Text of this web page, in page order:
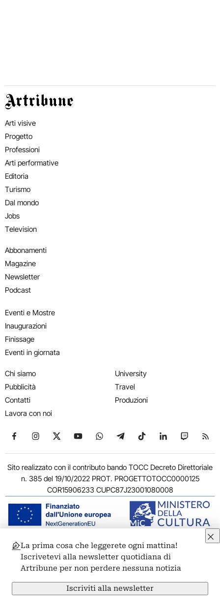
Artribune
Arti visive
Progetto
Professioni
Arti performative
Editoria
Turismo
Dal mondo
Jobs
Television
Abbonamenti
Magazine
Newsletter
Podcast
Eventi e Mostre
Inaugurazioni
Finissage
Eventi in giornata
Chi siamo
Pubblicità
Contatti
Lavora con noi
University
Travel
Produzioni
Seguici su Facebook
Seguici su Instagram
Seguici su X
Seguici su YouTube
Seguici su WhatsApp
Seguici su Telegram
Seguici su TikTok
Seguici su
Seguici
Sito realizzato con il contributo bando TOCC Decreto Direttoriale
n. 385 del 19/10/2022 PROT. PROGETTOTOCC0000125
COR15906233 CUPC87J23001080008
© 2011-2026 ARTRIBUNE srl – Corso Vittorio Emanuele II, 287 –
00186 Roma - P.I. 11381581005
Privacy: Responsabile della protezione dei dati personali
ARTRIBUNE srl – Corso Vittorio Emanuele II, 287 – 00186 Roma
Termini e condizioniPrivacy PolicyCookie PolicyCredits
La prima cosa che leggerete ogni mattina!
Iscrivetevi alla newsletter quotidiana di
Artribune per non perdere nessuna notizia
Iscriviti alla newsletter